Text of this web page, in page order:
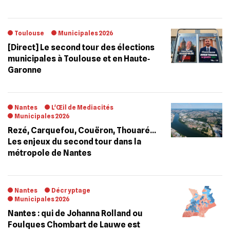
Toulouse Municipales 2026
[Direct] Le second tour des élections
municipales à Toulouse et en Haute‐
Garonne
Nantes
L'Œil de Mediacités
Municipales 2026
Rezé, Carquefou, Couëron, Thouaré…
Les enjeux du second tour dans la
métropole de Nantes
Nantes
Décryptage
Municipales 2026
Nantes : qui de Johanna Rolland ou
Foulques Chombart de Lauwe est